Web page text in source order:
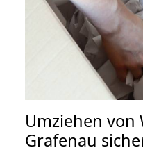
Umziehen von
Grafenau